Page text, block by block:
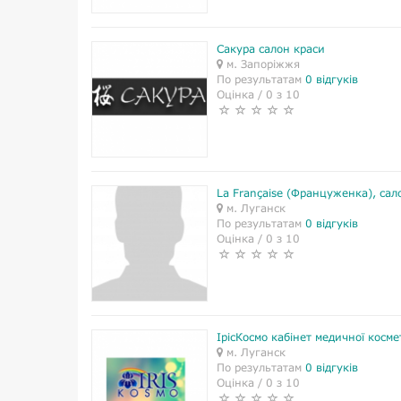
Сакура салон краси
м. Запоріжжя
По результатам 0 відгуків
Оцінка / 0 з 10
La Française (Француженка),
м. Луганск
По результатам 0 відгуків
Оцінка / 0 з 10
ІрісКосмо кабінет медичної
м. Луганск
По результатам 0 відгуків
Оцінка / 0 з 10